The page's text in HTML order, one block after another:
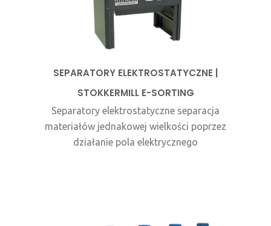
SEPARATORY ELEKTROSTATYCZNE |
STOKKERMILL E-SORTING
Separatory elektrostatyczne separacja
materiałów jednakowej wielkości poprzez
działanie pola elektrycznego